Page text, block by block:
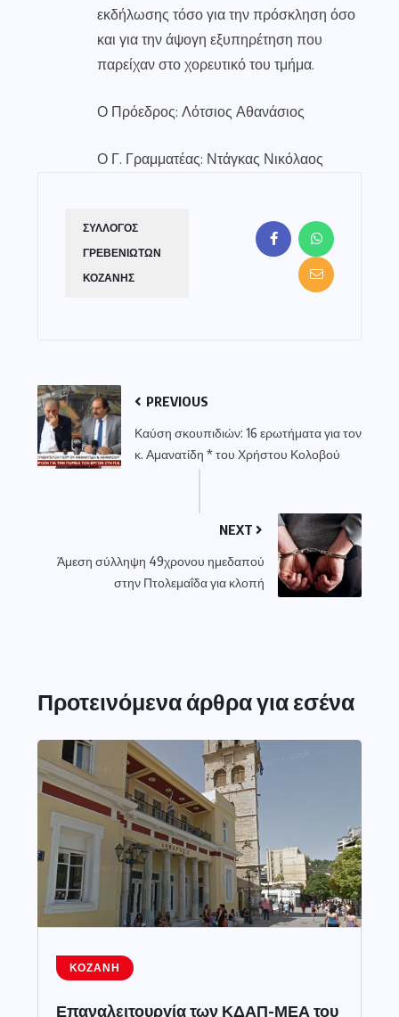
εκδήλωσης τόσο για την πρόσκληση όσο
και για την άψογη εξυπηρέτηση που
παρείχαν στο χορευτικό του τμήμα.
Ο Πρόεδρος: Λότσιος Αθανάσιος
Ο Γ. Γραμματέας: Ντάγκας Νικόλαος
ΣΥΛΛΟΓΟΣ
ΓΡΕΒΕΝΙΩΤΩΝ
ΚΟΖΑΝΗΣ
PREVIOUS
Καύση σκουπιδιών: 16 ερωτήματα για τον
κ. Αμανατίδη * του Χρήστου Κολοβού
NEXT
Άμεση σύλληψη 49χρονου ημεδαπού
στην Πτολεμαΐδα για κλοπή
Προτεινόμενα άρθρα για εσένα
ΚΟΖΆΝΗ
Επαναλειτουργία των ΚΔΑΠ-ΜΕΑ του